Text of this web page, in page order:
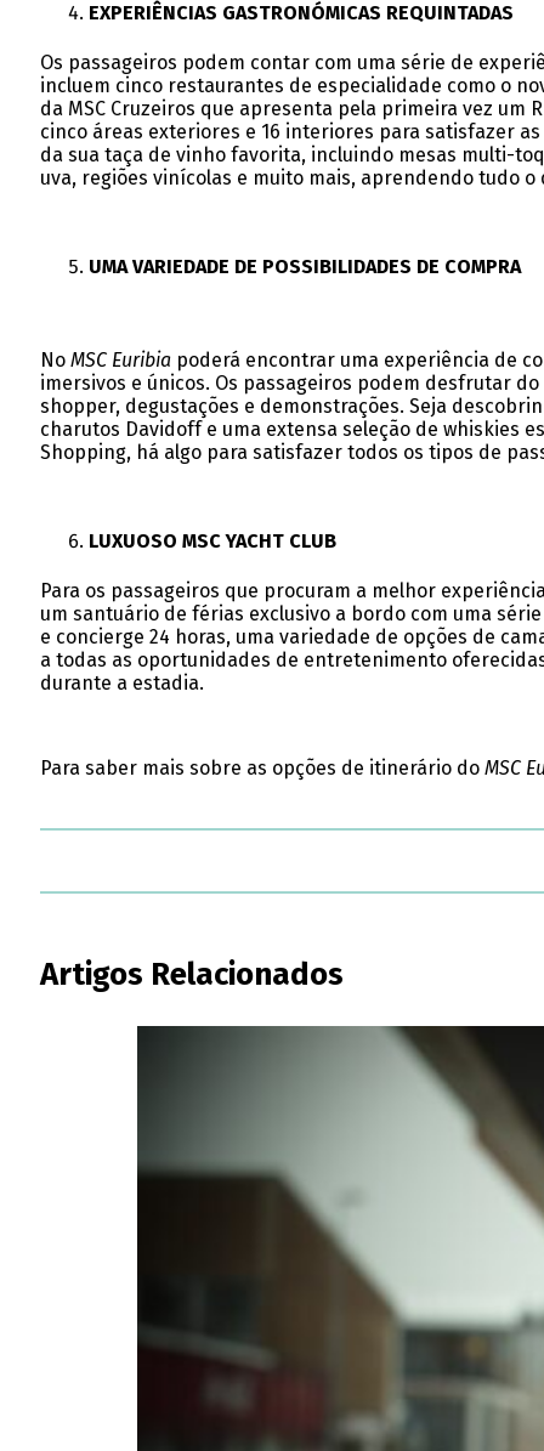
EXPERIÊNCIAS GASTRONÓMICAS REQUINTADAS
Os passageiros podem contar com uma série de
incluem cinco restaurantes de especialidade como o
da MSC Cruzeiros que apresenta pela primeira vez um
cinco áreas exteriores e 16 interiores para satisfazer
da sua taça de vinho favorita, incluindo mesas multi-
uva, regiões vinícolas e muito mais, aprendendo tudo
UMA VARIEDADE DE POSSIBILIDADES DE COMPRA
No MSC Euribiapoderá encontrar uma experiência de
imersivos e únicos. Os passageiros podem desfrutar
shopper, degustações e demonstrações. Seja
charutos Davidoff e uma extensa seleção de whiskies
Shopping, há algo para satisfazer todos os tipos de
LUXUOSO MSC YACHT CLUB
Para os passageiros que procuram a melhor
um santuário de férias exclusivo a bordo com uma
e concierge 24 horas, uma variedade de opções de
a todas as oportunidades de entretenimento
durante a estadia.
Para saber mais sobre as opções de itinerário do MSC
Artigos Relacionados